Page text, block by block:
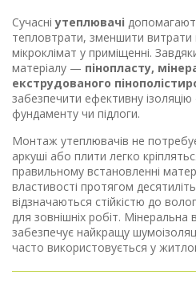
Сучасніутеплювачі
тепловтрати, зменшити
мікроклімат у приміщенні.
матеріалу — пінопласту,
екструдованого
забезпечити ефективну ізоляцію
фундаменту чи підлоги.
Монтаж утеплювачів не
аркуші або плити легко
правильному встановленні
властивості протягом
відзначаються стійкістю до
для зовнішніх робіт.
забезпечує найкращу
часто використовується у